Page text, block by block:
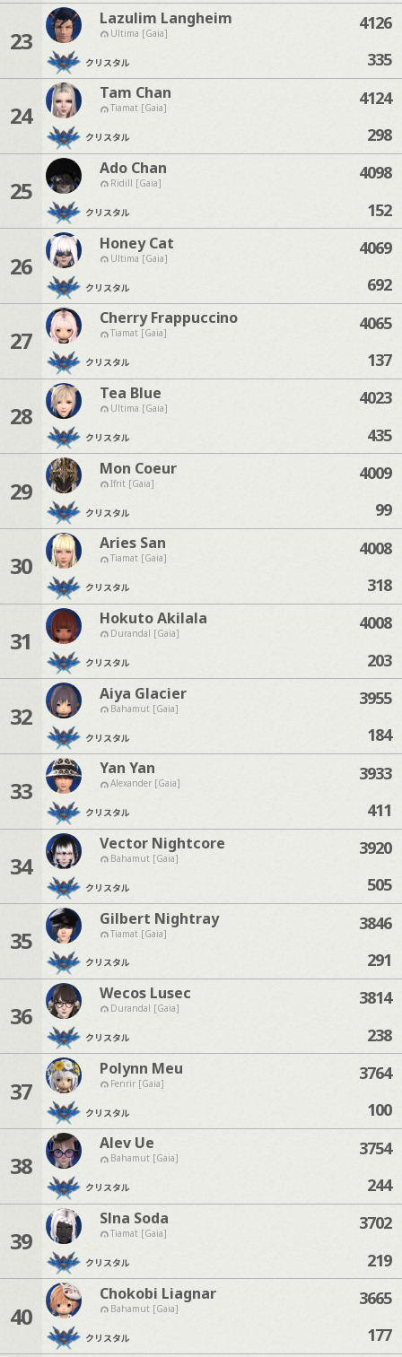
23
Lazulim Langheim
Ultima [Gaia]
クリスタル
4126
335
24
Tam Chan
Tiamat [Gaia]
クリスタル
4124
298
25
Ado Chan
Ridill [Gaia]
クリスタル
4098
152
26
Honey Cat
Ultima [Gaia]
クリスタル
4069
692
27
Cherry Frappuccino
Tiamat [Gaia]
クリスタル
4065
137
28
Tea Blue
Ultima [Gaia]
クリスタル
4023
435
29
Mon Coeur
Ifrit [Gaia]
クリスタル
4009
99
30
Aries San
Tiamat [Gaia]
クリスタル
4008
318
31
Hokuto Akilala
Durandal [Gaia]
クリスタル
4008
203
32
Aiya Glacier
Bahamut [Gaia]
クリスタル
3955
184
33
Yan Yan
Alexander [Gaia]
クリスタル
3933
411
34
Vector Nightcore
Bahamut [Gaia]
クリスタル
3920
505
35
Gilbert Nightray
Tiamat [Gaia]
クリスタル
3846
291
36
Wecos Lusec
Durandal [Gaia]
クリスタル
3814
238
37
Polynn Meu
Fenrir [Gaia]
クリスタル
3764
100
38
Alev Ue
Bahamut [Gaia]
クリスタル
3754
244
39
Slna Soda
Tiamat [Gaia]
クリスタル
3702
219
40
Chokobi Liagnar
Bahamut [Gaia]
クリスタル
3665
177